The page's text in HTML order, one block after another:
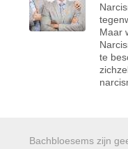
Maar
te
Bachbloesems zijn